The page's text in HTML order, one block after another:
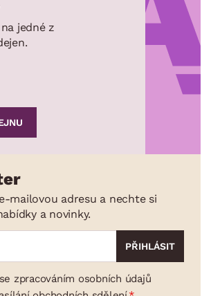
jedné z
mailovou adresu a nechte si
a novinky.
zpracováním osobních údajů